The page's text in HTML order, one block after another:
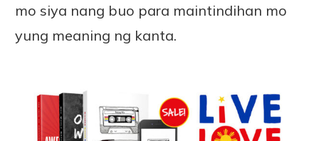
mo siya nang buo para maintindihan mo
yung meaning ng kanta.